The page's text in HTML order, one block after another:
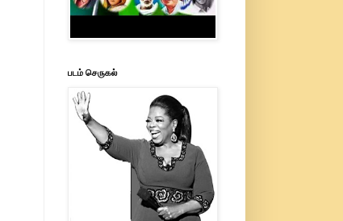
படம் செருகல்